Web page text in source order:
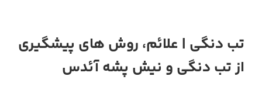
تب دنگی | علائم، روش های پیشگیری
از تب دنگی و نیش پشه آئدس